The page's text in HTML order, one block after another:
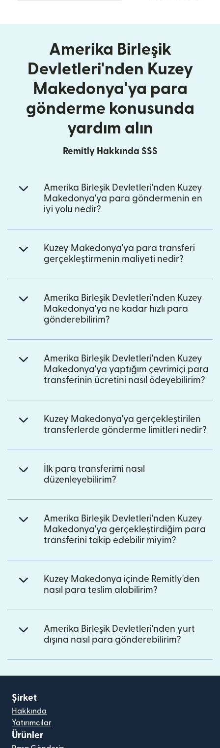
Amerika Birleşik
Devletleri'nden Kuzey
Makedonya'ya para
gönderme konusunda
yardım alın
Remitly Hakkında SSS
Amerika Birleşik Devletleri'nden Kuzey
Makedonya'ya para göndermenin en
iyi yolu nedir?
Kuzey Makedonya'ya para transferi
gerçekleştirmenin maliyeti nedir?
Amerika Birleşik Devletleri'nden Kuzey
Makedonya'ya ne kadar hızlı para
gönderebilirim?
Amerika Birleşik Devletleri'nden Kuzey
Makedonya'ya yaptığım çevrimiçi para
transferinin ücretini nasıl ödeyebilirim?
Kuzey Makedonya'ya gerçekleştirilen
transferlerde gönderme limitleri nedir?
İlk para transferimi nasıl
düzenleyebilirim?
Amerika Birleşik Devletleri'nden Kuzey
Makedonya'ya gerçekleştirdiğim para
transferini takip edebilir miyim?
Kuzey Makedonya içinde Remitly'den
nasıl para teslim alabilirim?
Amerika Birleşik Devletleri'nden yurt
dışına nasıl para gönderebilirim?
Şirket
Hakkında
Yatırımcılar
Ürünler